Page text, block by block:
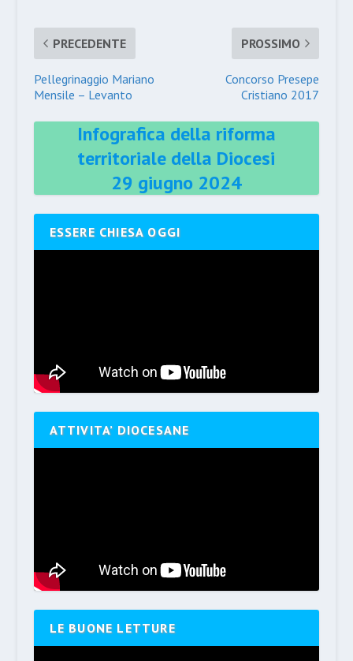
PRECEDENTE
Pellegrinaggio Mariano
Mensile – Levanto
PROSSIMO
Concorso Presepe
Cristiano 2017
Infografica della riforma
territoriale della Diocesi
29 giugno 2024
ESSERE CHIESA OGGI
ATTIVITA’ DIOCESANE
LE BUONE LETTURE